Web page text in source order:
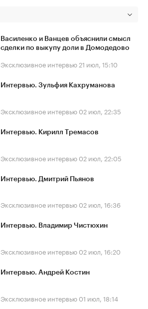
Василенко и Ванцев объяснили смысл
сделки по выкупу доли в Домодедово
Эксклюзивное интервью 21 июл, 15:10
Интервью. Зульфия Кахруманова
Эксклюзивное интервью 02 июл, 22:35
Интервью. Кирилл Тремасов
Эксклюзивное интервью 02 июл, 22:05
Интервью. Дмитрий Пьянов
Эксклюзивное интервью 02 июл, 16:36
Интервью. Владимир Чистюхин
Эксклюзивное интервью 02 июл, 16:20
Интервью. Андрей Костин
Эксклюзивное интервью 01 июл, 18:14